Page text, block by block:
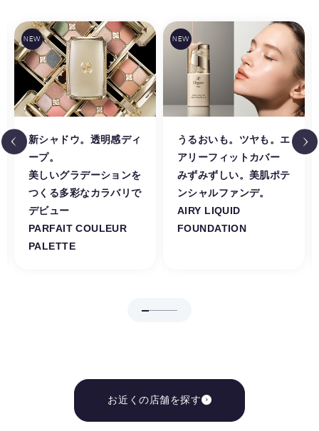
新シャドウ。透明感ディ
ープ。
美しいグラデーションを
つくる多彩なカラバリで
デビュー
PARFAIT COULEUR
PALETTE
うるおいも。ツヤも。エ
アリーフィットカバー
みずみずしい。美肌ポテ
ンシャルファンデ。
AIRY LIQUID
FOUNDATION
お近くの店舗を探す